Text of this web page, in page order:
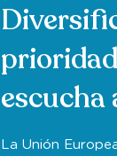
escucha
La Unión